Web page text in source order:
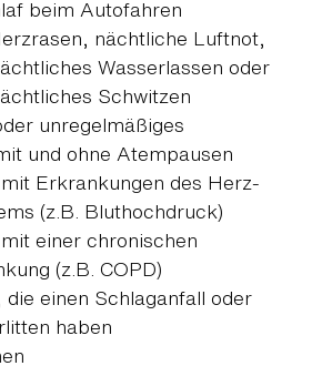
beim Autofahren
nächtliche Luftnot,
Wasserlassen oder
Schwitzen
unregelmäßiges
und ohne Atempausen
Erkrankungen des Herz-
(z.B. Bluthochdruck)
einer chronischen
(z.B. COPD)
die einen Schlaganfall oder
haben